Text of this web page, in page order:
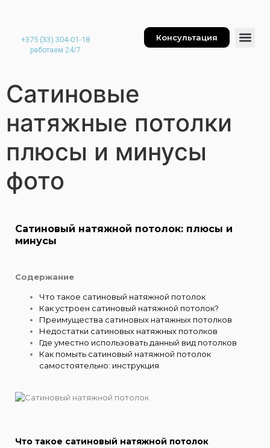
+375 (33) 304-01-18
работаем 24/7
Консультация
Сатиновые
натяжные потолки
плюсы и минусы
фото
Сатиновый натяжной потолок: плюсы и
минусы
Содержание
Что такое сатиновый натяжной потолок
Как устроен сатиновый натяжной потолок?
Преимущества сатиновых натяжных потолков
Недостатки сатиновых натяжных потолков
Где уместно использовать данный вид потолков
Как помыть сатиновый натяжной потолок
самостоятельно: инструкция
Что такое сатиновый натяжной потолок